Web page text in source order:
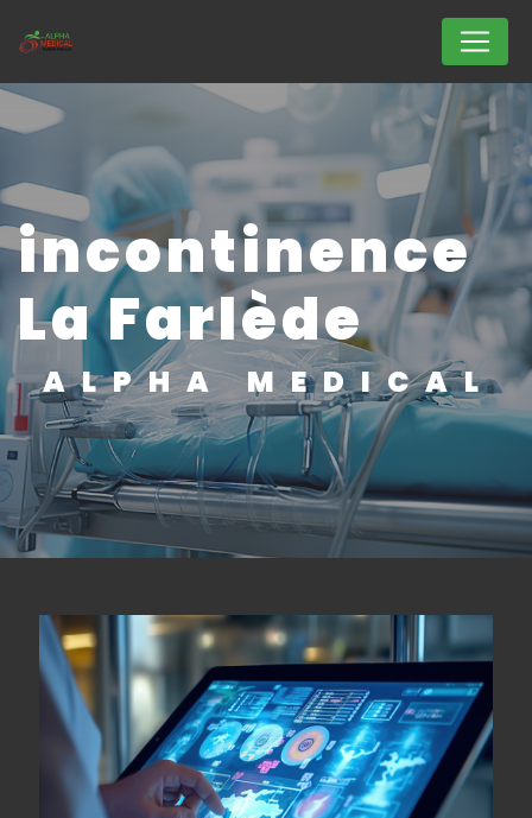
incontinence
La Farlède
ALPHA MEDICAL